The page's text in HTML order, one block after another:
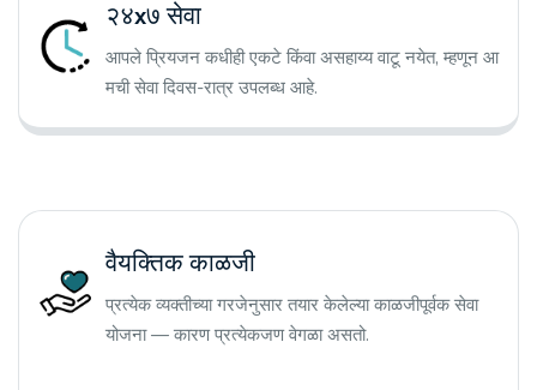
२४x७ सेवा
आपले प्रियजन कधीही एकटे किंवा असहाय्य वाटू नयेत, म्हणून आ
मची सेवा दिवस-रात्र उपलब्ध आहे.
वैयक्तिक काळजी
प्रत्येक व्यक्तीच्या गरजेनुसार तयार केलेल्या काळजीपूर्वक सेवा
योजना — कारण प्रत्येकजण वेगळा असतो.